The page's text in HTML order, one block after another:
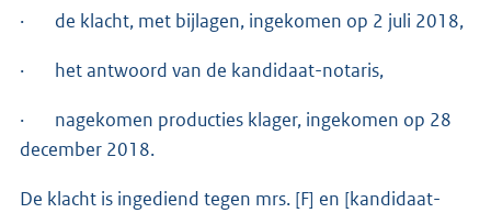
· de klacht, met bijlagen, ingekomen op 2 juli 2018,
· het antwoord van de kandidaat-notaris,
· nagekomen producties klager, ingekomen op 28
december 2018.
De klacht is ingediend tegen mrs. [F] en [kandidaat-